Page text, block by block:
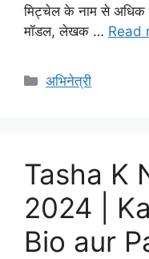
मिट्चेल के नाम से अधिक
मॉडल, लेखक … Read
Categories
अभिनेत्री
Tasha K
2024 |
Bio aur